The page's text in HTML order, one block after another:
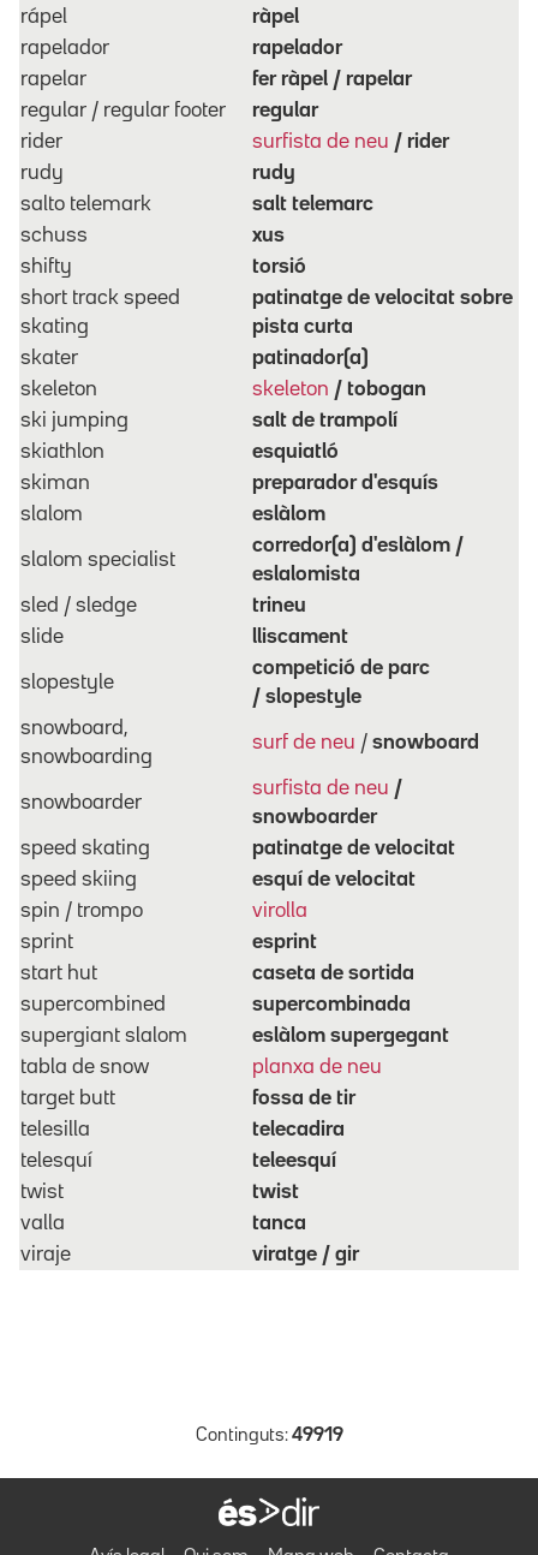
rápel
ràpel
rapelador
rapelador
rapelar
fer ràpel / rapelar
regular / regular footer
regular
rider
surfista de neu / rider
rudy
rudy
salto telemark
salt telemarc
schuss
xus
shifty
torsió
short track speed
skating
patinatge de velocitat sobre
pista curta
skater
patinador(a)
skeleton
skeleton / tobogan
ski jumping
salt de trampolí
skiathlon
esquiatló
skiman
preparador d'esquís
slalom
eslàlom
slalom specialist
corredor(a) d'eslàlom /
eslalomista
sled / sledge
trineu
slide
lliscament
slopestyle
competició de parc
/ slopestyle
snowboard,
snowboarding
surf de neu / snowboard
snowboarder
surfista de neu /
snowboarder
speed skating
patinatge de velocitat
speed skiing
esquí de velocitat
spin / trompo
virolla
sprint
esprint
start hut
caseta de sortida
supercombined
supercombinada
supergiant slalom
eslàlom supergegant
tabla de snow
planxa de neu
target butt
fossa de tir
telesilla
telecadira
telesquí
teleesquí
twist
twist
valla
tanca
viraje
viratge / gir
Continguts: 49919